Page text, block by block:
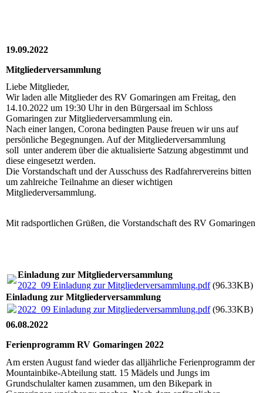
19.09.2022
Mitgliederversammlung
Liebe Mitglieder,
Wir laden alle Mitglieder des RV Gomaringen am Freitag, den
14.10.2022 um 19:30 Uhr in den Bürgersaal im Schloss
Gomaringen zur Mitgliederversammlung ein.
Nach einer langen, Corona bedingten Pause freuen wir uns auf
persönliche Begegnungen. Auf der Mitgliederversammlung
soll unter anderem über die aktualisierte Satzung abgestimmt und
diese eingesetzt werden.
Die Vorstandschaft und der Ausschuss des Radfahrervereins bitten
um zahlreiche Teilnahme an dieser wichtigen
Mitgliederversammlung.
Mit radsportlichen Grüßen, die Vorstandschaft des RV Gomaringen
Einladung zur Mitgliederversammlung
2022_09 Einladung zur Mitgliederversammlung.pdf(96.33KB)
Einladung zur Mitgliederversammlung
2022_09 Einladung zur Mitgliederversammlung.pdf(96.33KB)
06.08.2022
Ferienprogramm RV Gomaringen 2022
Am ersten August fand wieder das alljährliche Ferienprogramm der
Mountainbike-Abteilung statt. 15 Mädels und Jungs im
Grundschulalter kamen zusammen, um den Bikepark in